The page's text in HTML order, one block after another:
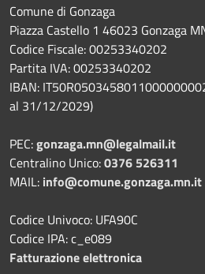
Comune di Gonzaga
Piazza Castello 1 46023 Gonzaga
Codice Fiscale: 00253340202
Partita IVA: 00253340202
IBAN:
al 31/12/2029)
PEC:gonzaga.mn@legalmail.it
Centralino Unico:0376 526311
MAIL: info@comune.gonzaga.mn.it
Codice Univoco: UFA90C
Codice IPA: c_e089
Fatturazione elettronica